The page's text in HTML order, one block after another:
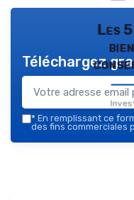
Les
Téléchargez
* En remplissant ce
des fins commerciales